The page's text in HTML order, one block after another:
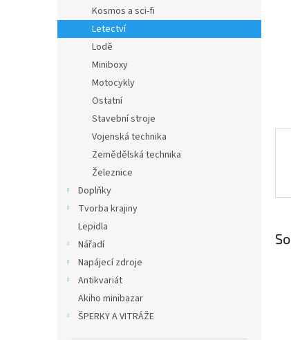
e
l
Kosmos a sci-fi
Letectví
Lodě
Miniboxy
Motocykly
Ostatní
Stavební stroje
Vojenská technika
Zemědělská technika
Železnice
Doplňky
Tvorba krajiny
Lepidla
Nářadí
Napájecí zdroje
Antikvariát
Akiho minibazar
ŠPERKY A VITRÁŽE